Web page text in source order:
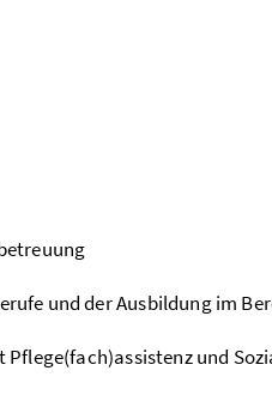
und der Ausbildung im
und